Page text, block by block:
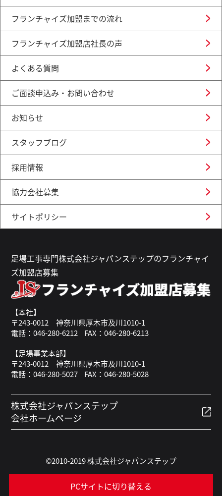
フランチャイズ加盟までの流れ
フランチャイズ加盟店社長の声
よくある質問
ご面談申込み・お問い合わせ
お知らせ
スタッフブログ
採用情報
協力会社募集
サイトポリシー
足場工事専門株式会社ジャパンステップのフランチャイ
ズ加盟店募集
【本社】
〒243-0012 神奈川県厚木市及川1010-1
電話：046-280-6212
FAX：046-280-6213
【足場事業本部】
〒243-0012 神奈川県厚木市及川1010-1
電話：046-280-5027
FAX：046-280-5028
株式会社ジャパンステップ
会社ホームページ
©2010-2019 株式会社ジャパンステップ
PCサイトに切り替える